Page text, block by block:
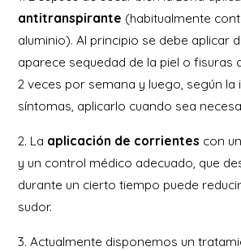
antitranspirante (habitualmente
aluminio). Al principio se debe aplicar
aparece sequedad de la piel o fisuras
2 veces por semana y luego, según la
síntomas, aplicarlo cuando sea
2. La aplicación de corrientes con
y un control médico adecuado, que
durante un cierto tiempo puede
sudor.
3. Actualmente disponemos un